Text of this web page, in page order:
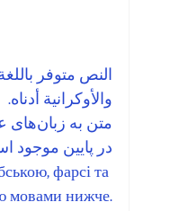
النص متوفر
والأوكرانية أدناه.
متن
در پایین موجود
фарсі та
мовами нижче.